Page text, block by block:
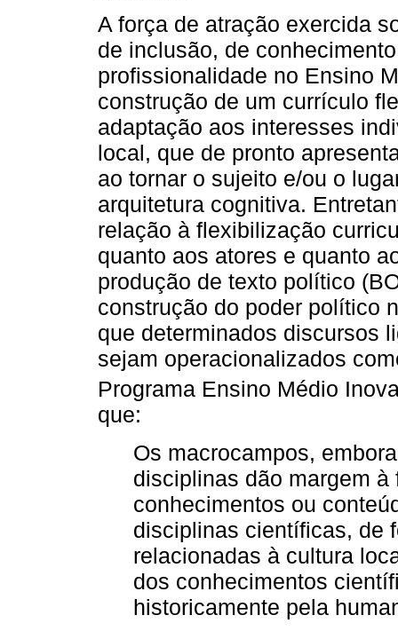
A força de atração exercida
de inclusão, de
profissionalidade no Ensino
construção de um currículo
adaptação aos interesses
local, que de pronto
ao tornar o sujeito e/ou o
arquitetura cognitiva.
relação à flexibilização
quanto aos atores e quanto
produção de texto político
construção do poder político
que determinados discursos
sejam operacionalizados
Programa Ensino Médio
que:
Os macrocampos,
disciplinas dão margem
conhecimentos ou
disciplinas científicas, de
relacionadas à cultura
dos conhecimentos
historicamente pela